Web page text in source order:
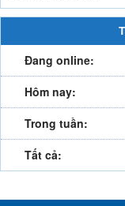
Đang online:
Hôm nay:
Trong tuần:
Tất cả: